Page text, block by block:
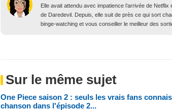
Elle avait attendu avec impatience l’arrivée de
de Daredevil. Depuis, elle suit de près ce qui sort
binge-watching et vous conseiller le meilleur des
Sur le même sujet
One Piece saison 2 : seuls les vrais fans
chanson dans l'épisode 2...